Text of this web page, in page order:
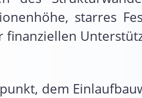
starres
finanziellen
dem